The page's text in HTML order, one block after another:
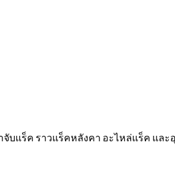
บแร็ค ราวแร็คหลังคา อะไหล่แร็ค แล